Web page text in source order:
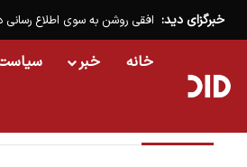
خبرگزای دید: افقی روشن به سوی اطلاع رسانی
خانه خبر